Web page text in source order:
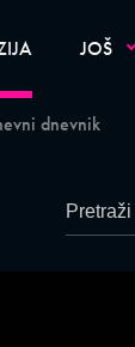
dnevnik
JOŠ